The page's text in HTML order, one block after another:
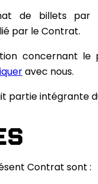
de billets par
par le Contrat.
concernant le
avec nous.
partie intégrante
Contrat sont :